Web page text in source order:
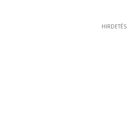
HIRDETÉS